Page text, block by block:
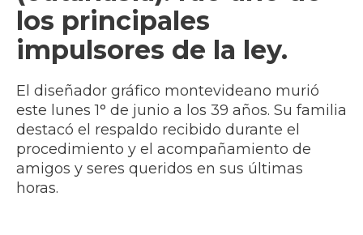
los principales
impulsores de la ley.
El diseñador gráfico montevideano murió
este lunes 1° de junio a los 39 años. Su familia
destacó el respaldo recibido durante el
procedimiento y el acompañamiento de
amigos y seres queridos en sus últimas
horas.